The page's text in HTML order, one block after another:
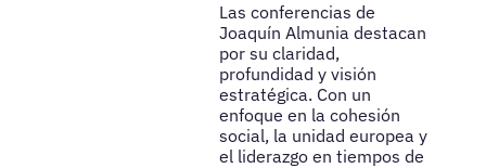
Las conferencias de
Joaquín Almunia destacan
por su claridad,
profundidad y visión
estratégica. Con un
enfoque en la cohesión
social, la unidad europea y
el liderazgo en tiempos de